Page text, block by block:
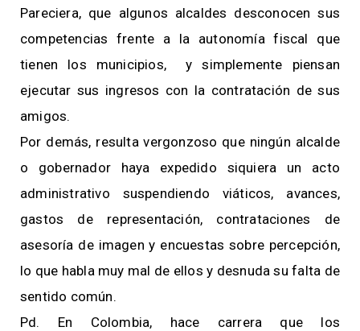
Pareciera, que algunos alcaldes desconocen sus
competencias frente a la autonomía fiscal que
tienen los municipios, y simplemente piensan
ejecutar sus ingresos con la contratación de sus
amigos.
Por demás, resulta vergonzoso que ningún alcalde
o gobernador haya expedido siquiera un acto
administrativo suspendiendo viáticos, avances,
gastos de representación, contrataciones de
asesoría de imagen y encuestas sobre percepción,
lo que habla muy mal de ellos y desnuda su falta de
sentido común.
Pd. En Colombia, hace carrera que los